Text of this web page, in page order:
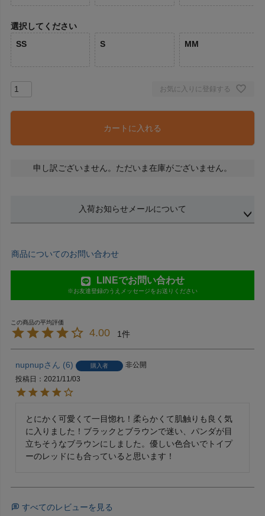
選択してください
SS
S MM
お気に入りに登録する
カートに入れる
申し訳ございません。ただいま在庫がございません。
入荷お知らせメールについて
商品についてのお問い合わせ
LINEでお問い合わせ
※お友達登録のうえメッセージをお送りください
4.00 1
nupnup 6 購入者
非公開
投稿日
2021/11/03
とにかく可愛くて一目惚れ！柔らかくて肌触りも良く気
に入りました！ブラックとブラウンで迷い、パンダが目
立ちそうなブラウンにしました。優しい色合いでトイプ
ーのレッドにも合っていると思います！
すべてのレビューを見る